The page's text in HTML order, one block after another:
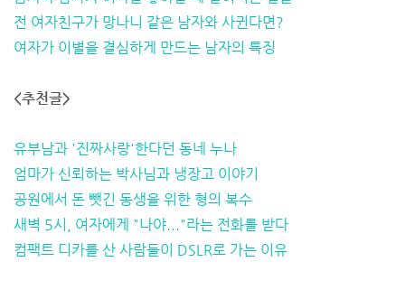
전 여자친구가 망나니 같은 남자와 사귄다면?
여자가 이별을 결심하게 만드는 남자의 특징
<추천글>
유부남과 '진짜사랑'한다던 동네 누나
엄마가 신뢰하는 박사님과 냉장고 이야기
공원에서 돈 뺏긴 동생을 위한 형의 복수
새벽 5시, 여자에게 "나야..."라는 전화를 받다
컴팩트 디카를 산 사람들이 DSLR로 가는 이유